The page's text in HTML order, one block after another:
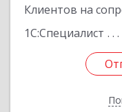
Клиентов на
1С:Специалист